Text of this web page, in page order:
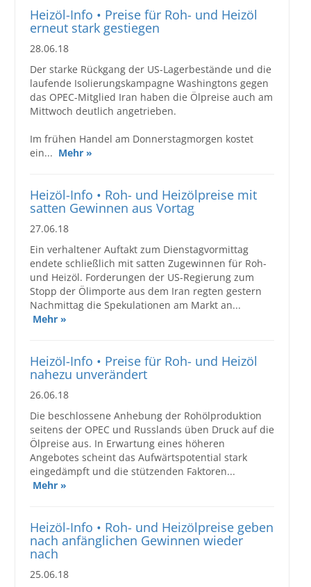
Produkte
Service
Händler
Hilfe und Kontakt
Shop
Heizöl-Info • Preise für Roh- und Heizöl
erneut stark gestiegen
28.06.18
Der starke Rückgang der US-Lagerbestände und die
laufende Isolierungskampagne Washingtons gegen
das OPEC-Mitglied Iran haben die Ölpreise auch am
Mittwoch deutlich angetrieben.
Im frühen Handel am Donnerstagmorgen kostet
ein... Mehr »
Heizöl-Info • Roh- und Heizölpreise mit
satten Gewinnen aus Vortag
27.06.18
Ein verhaltener Auftakt zum Dienstagvormittag
endete schließlich mit satten Zugewinnen für Roh-
und Heizöl. Forderungen der US-Regierung zum
Stopp der Ölimporte aus dem Iran regten gestern
Nachmittag die Spekulationen am Markt an...
Mehr »
Heizöl-Info • Preise für Roh- und Heizöl
nahezu unverändert
26.06.18
Die beschlossene Anhebung der Rohölproduktion
seitens der OPEC und Russlands üben Druck auf die
Ölpreise aus. In Erwartung eines höheren
Angebotes scheint das Aufwärtspotential stark
eingedämpft und die stützenden Faktoren...
Mehr »
Heizöl-Info • Roh- und Heizölpreise geben
nach anfänglichen Gewinnen wieder
nach
25.06.18